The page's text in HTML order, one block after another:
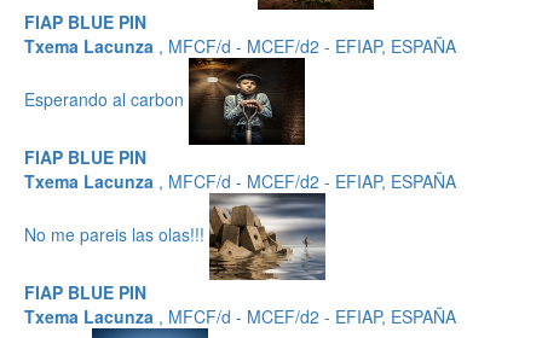
FIAP BLUE PIN
Txema Lacunza , MFCF/d - MCEF/d2 - EFIAP, ESPAÑA
Esperando al carbon
FIAP BLUE PIN
Txema Lacunza , MFCF/d - MCEF/d2 - EFIAP, ESPAÑA
No me pareis las olas!!!
FIAP BLUE PIN
Txema Lacunza , MFCF/d - MCEF/d2 - EFIAP, ESPAÑA